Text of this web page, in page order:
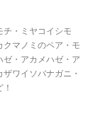
・ミヤコイシモ
マノミのペア・モ
・アカメハゼ・ア
ワイソバナガニ・